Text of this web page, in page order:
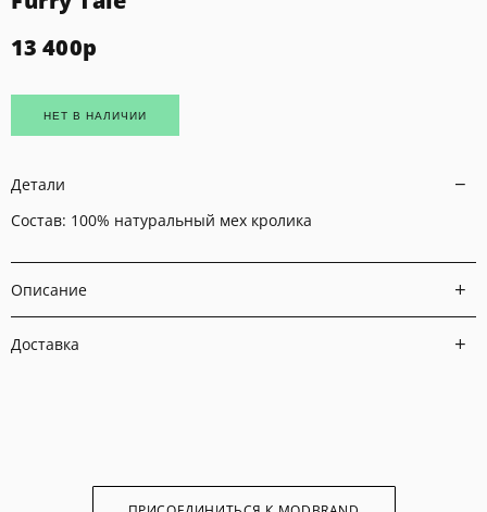
13 400р
НЕТ В НАЛИЧИИ
Детали
Состав: 100% натуральный мех кролика
Описание
Доставка